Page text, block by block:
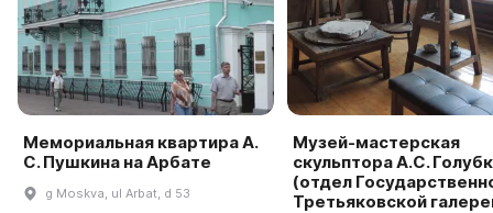
Мемориальная квартира А.
С. Пушкина на Арбате
g Moskva, ul Arbat, d 53
Музей-мастерская
скульптора А.С.
(отдел
Третьяковской